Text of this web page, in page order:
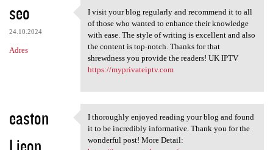
seo
24.10.2024
Adres
I visit your blog regularly
I visit your blog regularly and recommend it to all
of those who wanted to enhance their knowledge
with ease. The style of writing is excellent and also
the content is top-notch. Thanks for that
shrewdness you provide the readers! UK IPTV
https://myprivateiptv.com
easton
I thoroughly enjoyed reading
I thoroughly enjoyed reading your blog and found
it to be incredibly informative. Thank you for the
wonderful post! More Detail: